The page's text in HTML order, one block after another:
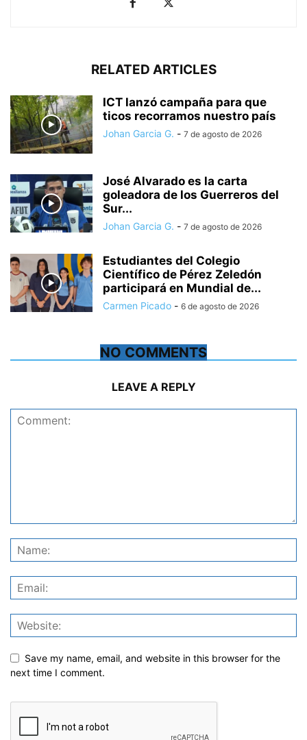
RELATED ARTICLES
ICT lanzó campaña para que
ticos recorramos nuestro país
Johan Garcia G. - 7 de agosto de 2026
José Alvarado es la carta
goleadora de los Guerreros del
Sur...
Johan Garcia G. - 7 de agosto de 2026
Estudiantes del Colegio
Científico de Pérez Zeledón
participará en Mundial de...
Carmen Picado - 6 de agosto de 2026
NO COMMENTS
LEAVE A REPLY
Save my name, email, and website in this browser for the
next time I comment.